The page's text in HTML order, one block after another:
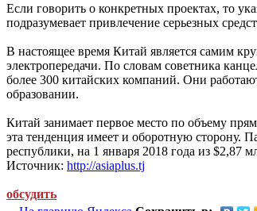
Если говорить о конкретных проектах, то
подразумевает привлечение серьезных
В настоящее время Китай является самим
электропередачи. По словам советника
более 300 китайских компаний. Они
образовании.
Китай занимает первое место по объему
эта тенденция имеет и оборотную сторону.
республики, на 1 января 2018 года из $2,87
Источник: http://asiaplus.tj
обсудить